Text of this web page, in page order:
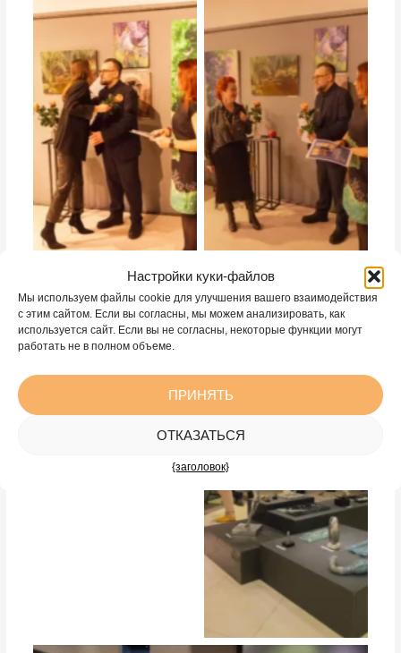
Настройки куки-файлов
Мы используем файлы cookie для улучшения вашего взаимодействия
с этим сайтом. Если вы согласны, мы можем анализировать, как
используется сайт. Если вы не согласны, некоторые функции могут
работать не в полном объеме.
ПРИНЯТЬ
ОТКАЗАТЬСЯ
{заголовок}
студийная выставка работ студийная выставка работ
студийная выставка работ